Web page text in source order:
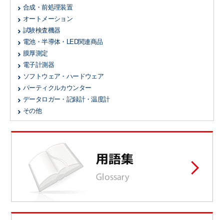
合成・前処理装置
オートメーション
試験検査機器
電池・半導体・LED関連商品
膜厚測定
電子計測器
ソフトウェア・ハードウェア
パーティクルカウンター
データロガー・記録計・温度計
その他